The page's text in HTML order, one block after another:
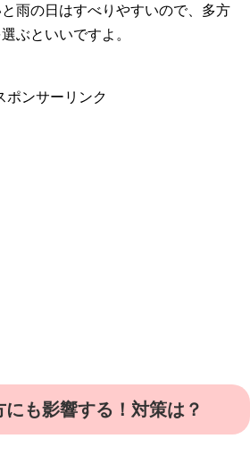
雨の日はすべりやすいので、多方
ぶといいですよ。
ポンサーリンク
も影響する！対策は？